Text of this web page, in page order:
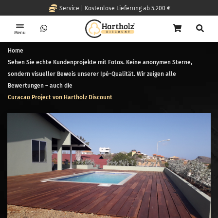
Service | Kostenlose Lieferung ab 5.200 €
Menu
Home
Sehen Sie echte Kundenprojekte mit Fotos. Keine anonymen Sterne,
sondern visueller Beweis unserer Ipé-Qualität. Wir zeigen alle
Bewertungen – auch die
Curacao Project von Hartholz Discount